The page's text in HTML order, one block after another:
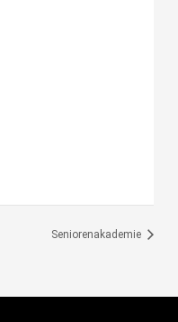
Seniorenakademie